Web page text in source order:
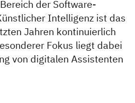
der Software-
Intelligenz ist das
Jahren kontinuierlich
Fokus liegt dabei
von digitalen Assistenten